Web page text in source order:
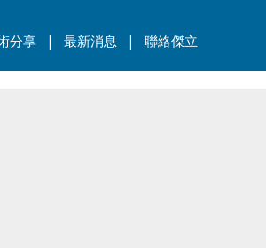
分享| 最新消息 | 聯絡傑立